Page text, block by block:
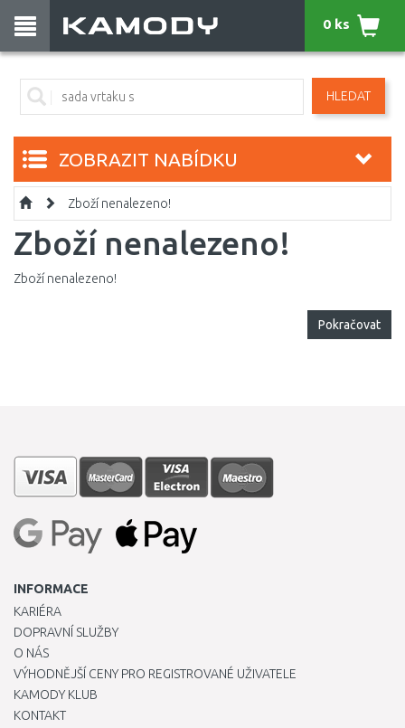
HLEDAT
0 ks
ZOBRAZIT NABÍDKU
Zboží nenalezeno!
Zboží nenalezeno!
Zboží nenalezeno!
Pokračovat
INFORMACE
KARIÉRA
DOPRAVNÍ SLUŽBY
O NÁS
VÝHODNĚJŠÍ CENY PRO REGISTROVANÉ UŽIVATELE
KAMODY KLUB
KONTAKT